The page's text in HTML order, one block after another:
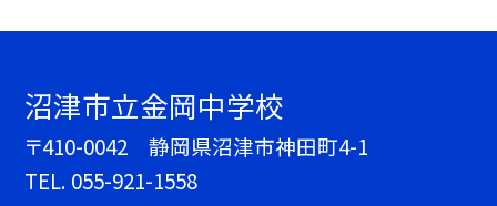
沼津市立金岡中学校
〒410-0042 静岡県沼津市神田町4-1
TEL. 055-921-1558